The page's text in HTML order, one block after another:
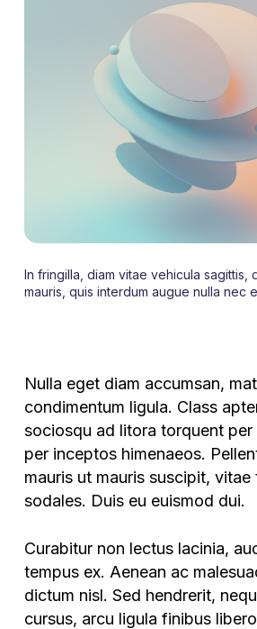
In fringilla, diam vitae vehicula sagittis,
mauris, quis interdum augue nulla nec
Nulla eget diam accumsan,
condimentum ligula. Class
sociosqu ad litora torquent
per inceptos himenaeos.
mauris ut mauris suscipit, vitae
sodales. Duis eu euismod dui.
Curabitur non lectus lacinia,
tempus ex. Aenean ac
dictum nisl. Sed hendrerit,
cursus, arcu ligula finibus